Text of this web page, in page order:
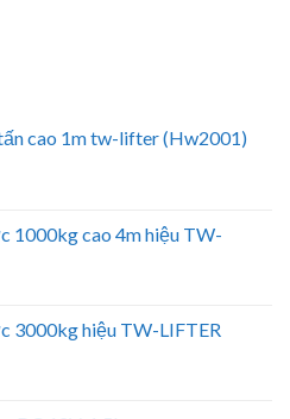
cao 1m tw-lifter (Hw2001)
1000kg cao 4m hiệu TW-
3000kg hiệu TW-LIFTER